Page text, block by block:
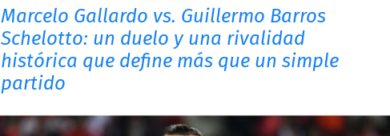
Marcelo Gallardo vs. Guillermo Barros
Schelotto: un duelo y una rivalidad
histórica que define más que un simple
partido